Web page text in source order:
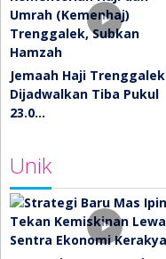
Jemaah Haji Trenggalek
Dijadwalkan Tiba Pukul
23.0…
Unik